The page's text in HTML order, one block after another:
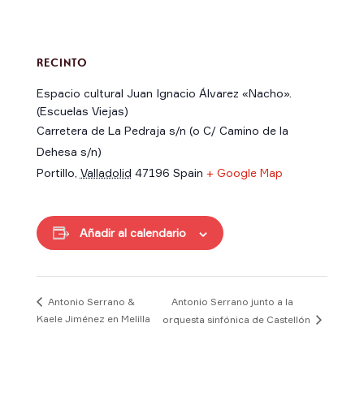
Añadir al calendario
RECINTO
Espacio cultural Juan Ignacio Álvarez «Nacho».
(Escuelas Viejas)
Carretera de La Pedraja s/n (o C/ Camino de la
Dehesa s/n)
Portillo, Valladolid 47196 Spain + Google Map
Antonio Serrano &
Kaele Jiménez en Melilla
Antonio Serrano junto a la
orquesta sinfónica de Castellón